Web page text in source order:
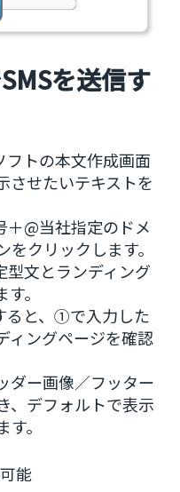
を送信す
フトの本文作成画面
させたいテキストを
@当社指定のドメ
クリックします。
型文とランディング
。
ると、①で入力した
ィングページを確認
ダー画像／フッター
、デフォルトで表示
。
能